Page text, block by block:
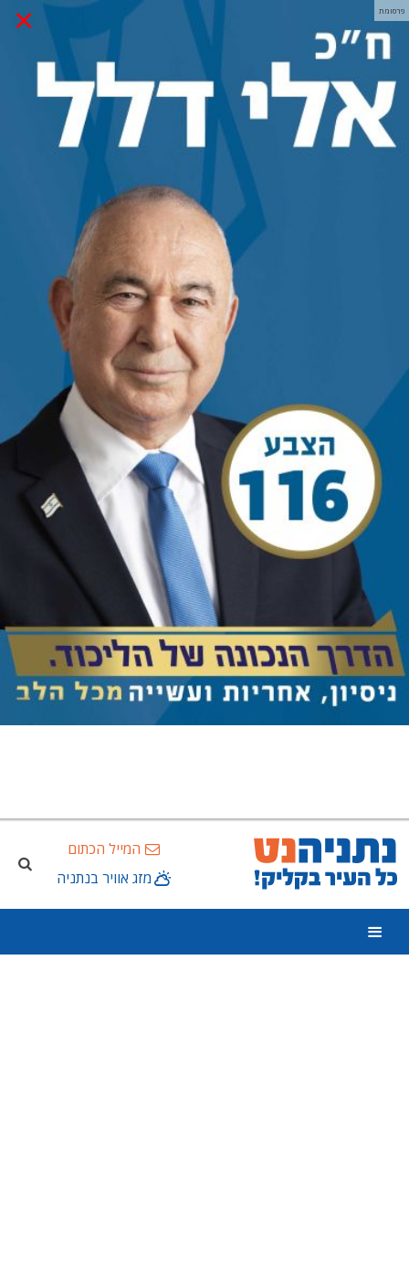
× פרסומת
המייל הכתום
מזג אוויר בנתניה